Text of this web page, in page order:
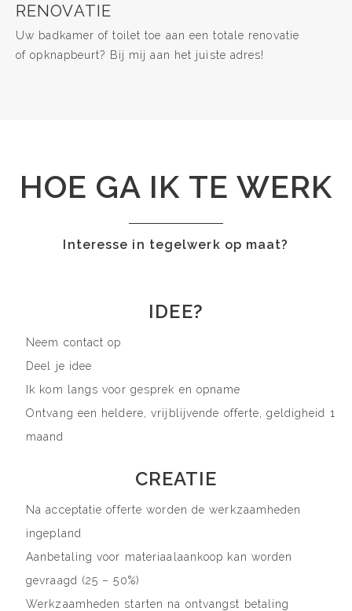
RENOVATIE
Uw badkamer of toilet toe aan een totale renovatie
of opknapbeurt? Bij mij aan het juiste adres!
HOE GA IK TE WERK
Interesse in tegelwerk op maat?
IDEE?
Neem contact op
Deel je idee
Ik kom langs voor gesprek en opname
Ontvang een heldere, vrijblijvende offerte, geldigheid 1
maand
CREATIE
Na acceptatie offerte worden de werkzaamheden
ingepland
Aanbetaling voor materiaalaankoop kan worden
gevraagd (25 – 50%)
Werkzaamheden starten na ontvangst betaling